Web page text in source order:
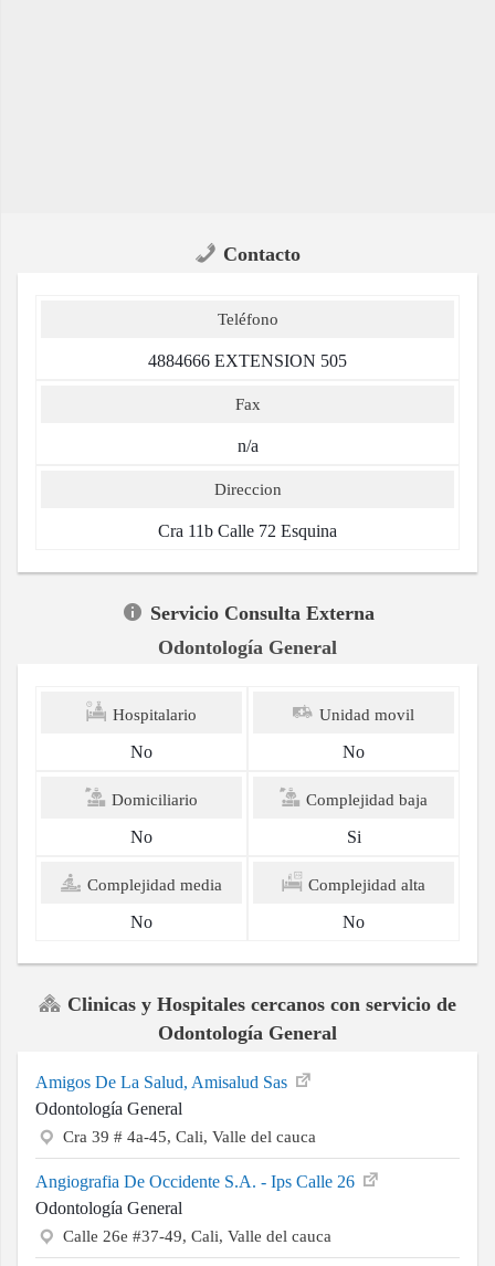
Contacto
Teléfono
4884666 EXTENSION 505
Fax
n/a
Direccion
Cra 11b Calle 72 Esquina
Servicio Consulta Externa
Odontología General
Hospitalario
No
Unidad movil
No
Domiciliario
No
Complejidad baja
Si
Complejidad media
No
Complejidad alta
No
Clinicas y Hospitales cercanos con servicio de
Odontología General
Amigos De La Salud, Amisalud Sas
Odontología General
Cra 39 # 4a-45, Cali, Valle del cauca
Angiografia De Occidente S.A. - Ips Calle 26
Odontología General
Calle 26e #37-49, Cali, Valle del cauca